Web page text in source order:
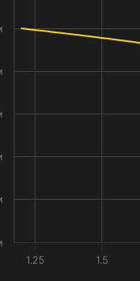
1.25 1.5